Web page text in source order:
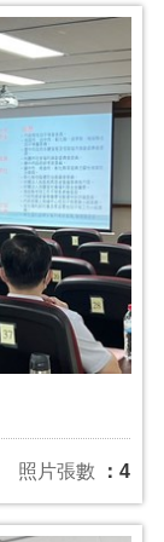
照片張數 ：4